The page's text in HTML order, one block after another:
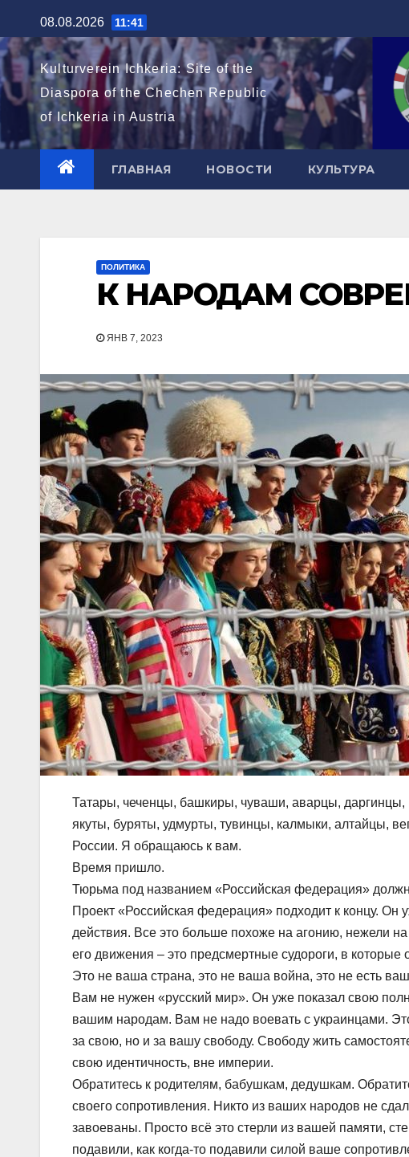
к
содержимому
08.08.2026 11:41
Kulturverein Ichkeria: Site of the
Diaspora of the Chechen Republic
of Ichkeria in Austria
ГЛАВНАЯ НОВОСТИ КУЛЬТУРА
ПОЛИТИКА
К НАРОДАМ
ЯНВ 7, 2023
Татары, чеченцы, башкиры, чуваши, аварцы,
якуты, буряты, удмурты, тувинцы, калмыки, алтайцы,
России. Я обращаюсь к вам.
Время пришло.
Тюрьма под названием «Российская федерация»
Проект «Российская федерация» подходит к концу. Он
действия. Все это больше похоже на агонию, нежели
его движения – это предсмертные судороги, в
Это не ваша страна, это не ваша война, это не есть
Вам не нужен «русский мир». Он уже показал свою
вашим народам. Вам не надо воевать с украинцами.
за свою, но и за вашу свободу. Свободу жить
свою идентичность, вне империи.
Обратитесь к родителям, бабушкам, дедушкам.
своего сопротивления. Никто из ваших народов не
завоеваны. Просто всё это стерли из вашей памяти,
подавили, как когда-то подавили силой ваше